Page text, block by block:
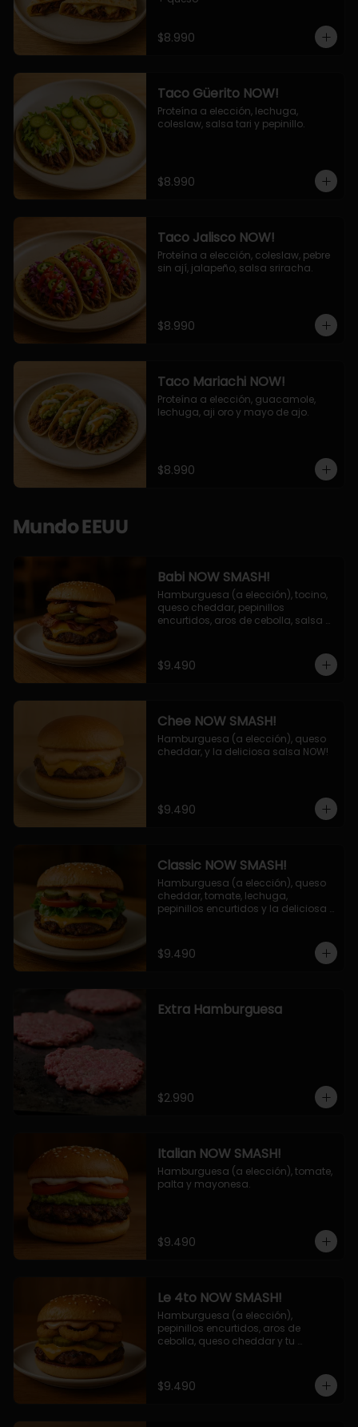
$8.990
Taco Güerito NOW!
Proteína a elección, lechuga,
coleslaw, salsa tari y pepinillo.
$8.990
Taco Jalisco NOW!
Proteína a elección, coleslaw, pebre
sin ají, jalapeño, salsa sriracha.
$8.990
Taco Mariachi NOW!
Proteína a elección, guacamole,
lechuga, aji oro y mayo de ajo.
$8.990
Mundo EEUU
Babi NOW SMASH!
Hamburguesa (a elección), tocino,
queso cheddar, pepinillos
encurtidos, aros de cebolla, salsa
$9.490
Chee NOW SMASH!
Hamburguesa (a elección), queso
cheddar, y la deliciosa salsa NOW!
$9.490
Classic NOW SMASH!
Hamburguesa (a elección), queso
cheddar, tomate, lechuga,
pepinillos encurtidos y la deliciosa
$9.490
Extra Hamburguesa
$2.990
Italian NOW SMASH!
Hamburguesa (a elección), tomate,
palta y mayonesa.
$9.490
Le 4to NOW SMASH!
Hamburguesa (a elección),
pepinillos encurtidos, aros de
cebolla, queso cheddar y tu
$9.490